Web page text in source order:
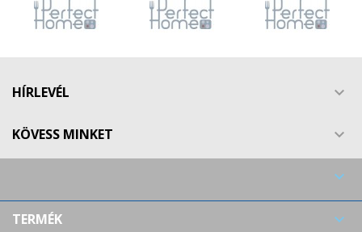
HÍRLEVÉL 
KÖVESS MINKET 

TERMÉK 